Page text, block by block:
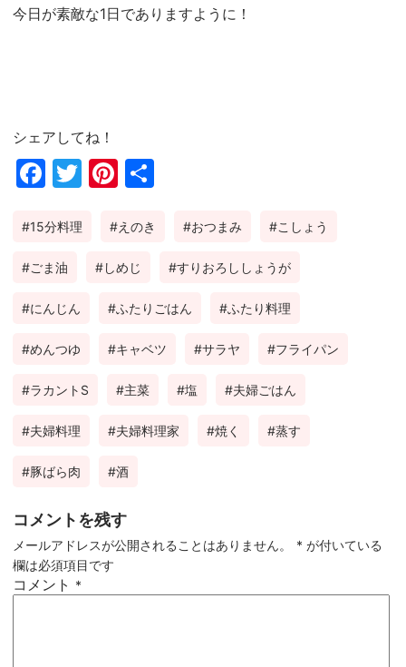
今日が素敵な1日でありますように！
シェアしてね！
Fac
ok
Twi
Pin
est
15分料理 えのき おつまみ こしょう
ごま油 しめじ すりおろししょうが
にんじん ふたりごはん ふたり料理
めんつゆ キャベツ サラヤ フライパン
ラカントS 主菜 塩 夫婦ごはん
夫婦料理 夫婦料理家 焼く 蒸す
豚ばら肉 酒
コメントを残す
メールアドレスが公開されることはありません。 * が付いている
欄は必須項目です
コメント *